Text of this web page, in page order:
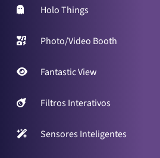
Holo Things
Photo/Video Booth
Fantastic View
Filtros Interativos
Sensores Inteligentes